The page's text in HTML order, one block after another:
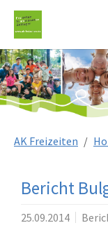
AK Freizeiten
Bericht
25.09.2014